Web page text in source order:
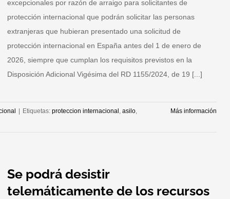
excepcionales por razón de arraigo para solicitantes de
protección internacional que podrán solicitar las personas
extranjeras que hubieran presentado una solicitud de
protección internacional en España antes del 1 de enero de
2026, siempre que cumplan los requisitos previstos en la
Disposición Adicional Vigésima del RD 1155/2024, de 19 [...]
| Etiquetas: proteccion internacional asilo Más información
Se podrá desistir
telemáticamente de los recursos